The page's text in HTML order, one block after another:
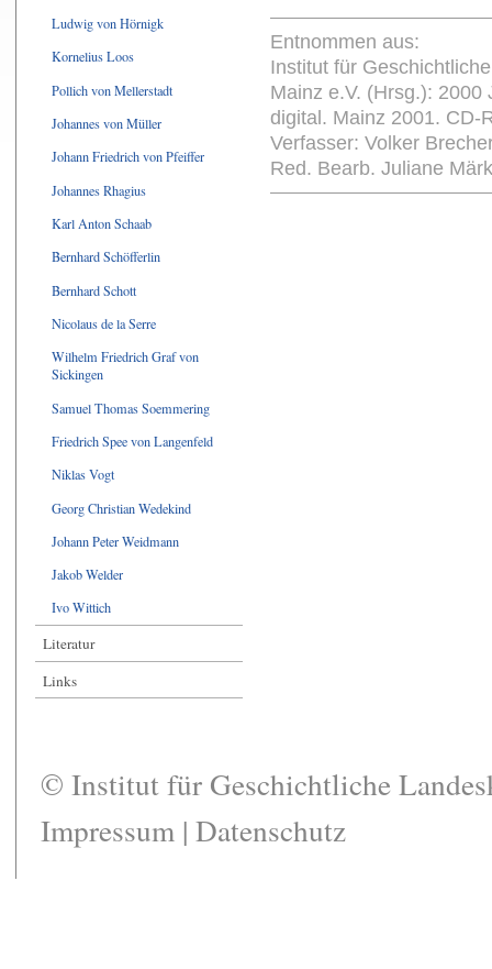
Ludwig von Hörnigk
Kornelius Loos
Pollich von Mellerstadt
Johannes von Müller
Johann Friedrich von Pfeiffer
Johannes Rhagius
Karl Anton Schaab
Bernhard Schöfferlin
Bernhard Schott
Nicolaus de la Serre
Wilhelm Friedrich Graf von
Sickingen
Samuel Thomas Soemmering
Friedrich Spee von Langenfeld
Niklas Vogt
Georg Christian Wedekind
Johann Peter Weidmann
Jakob Welder
Ivo Wittich
Literatur
Links
Entnommen aus:
Institut für
Mainz e.V. (Hrsg.):
digital. Mainz 2001. CD-
Verfasser: Volker
Red. Bearb. Juliane
© Institut für Geschichtliche
Impressum |Datenschutz